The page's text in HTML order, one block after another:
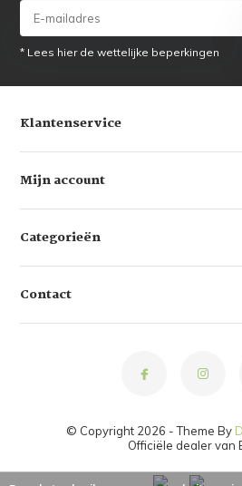
* Lees hier de wettelijke beperkingen
Klantenservice
Mijn account
Categorieën
Contact
© Copyright 2026 - Theme By
Officiële dealer van